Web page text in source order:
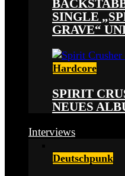
SINGLE
GRAVE“
Hardcore
SPIRIT
NEUES
Interviews
Deutschpunk